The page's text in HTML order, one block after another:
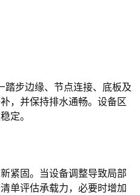
步边缘、节点连接、底板及
，并保持排水通畅。设备区
定。
紧固。当设备调整导致局部
单评估承载力，必要时增加